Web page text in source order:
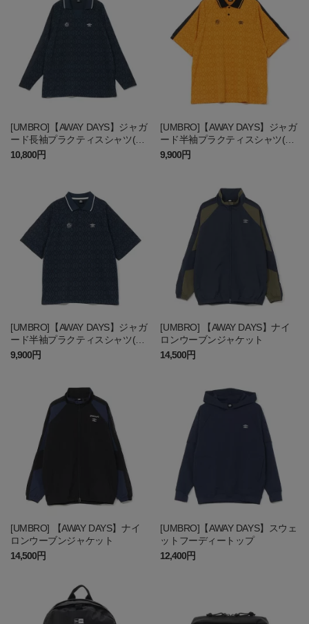
[UMBRO]【AWAY DAYS】ジャガ
ード長袖プラクティスシャツ(ギ
ラヴァンツ刺繍加工)
10,800円
[UMBRO]【AWAY DAYS】ジャガ
ード半袖プラクティスシャツ(ギ
ラヴァンツ刺繍加工)
9,900円
[UMBRO]【AWAY DAYS】ジャガ
ード半袖プラクティスシャツ(ギ
ラヴァンツ刺繍加工)
9,900円
[UMBRO] 【AWAY DAYS】ナイ
ロンウーブンジャケット
14,500円
[UMBRO] 【AWAY DAYS】ナイ
ロンウーブンジャケット
14,500円
[UMBRO]【AWAY DAYS】スウェ
ットフーディートップ
12,400円